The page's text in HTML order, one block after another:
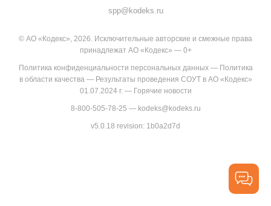
spp@kodeks.ru
© АО «Кодекс», 2026. Исключительные авторские и смежные права
принадлежат АО «Кодекс» — 0+
Политика конфиденциальности персональных данных— Политика
в области качества— Результаты проведения СОУТ в АО «Кодекс»
01.07.2024 г.— Горячие новости
8-800-505-78-25 — kodeks@kodeks.ru
v5.0.18 revision: 1b0a2d7d